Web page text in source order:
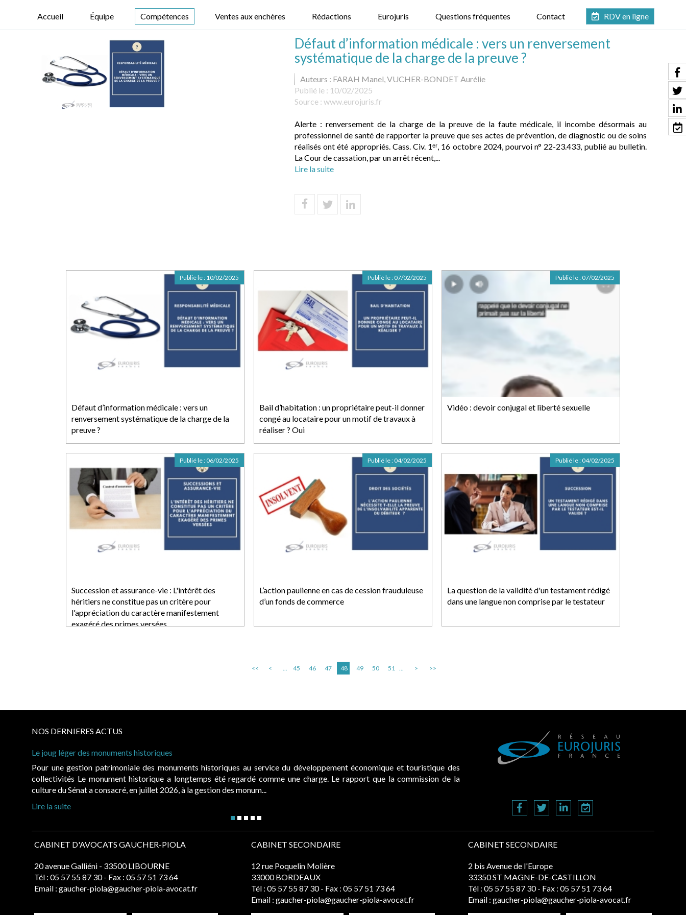
Accueil Équipe Compétences Ventes aux enchères Rédactions Eurojuris Questions fréquentes Contact RDV en ligne
Défaut d’information médicale : vers un renversement
systématique de la charge de la preuve ?
Auteurs : FARAH Manel, VUCHER-BONDET Aurélie
Publié le : 10/02/2025
Source : www.eurojuris.fr
Alerte : renversement de la charge de la preuve de la faute médicale, il incombe désormais au
professionnel de santé de rapporter la preuve que ses actes de prévention, de diagnostic ou de soins
réalisés ont été appropriés. Cass. Civ. 1ᵉʳ, 16 octobre 2024, pourvoi n° 22-23.433, publié au bulletin.
La Cour de cassation, par un arrêt récent,...
Lire la suite
Défaut d’information médicale : vers un
renversement systématique de la charge de la
preuve ?
Publié le : 10/02/2025
Bail d’habitation : un propriétaire peut-il donner
congé au locataire pour un motif de travaux à
réaliser ? Oui
Publié le : 07/02/2025
Vidéo : devoir conjugal et liberté sexuelle
Publié le : 07/02/2025
Succession et assurance-vie : L'intérêt des
héritiers ne constitue pas un critère pour
l'appréciation du caractère manifestement
exagéré des primes versées
Publié le : 06/02/2025
L’action paulienne en cas de cession frauduleuse
d’un fonds de commerce
Publié le : 04/02/2025
La question de la validité d'un testament rédigé
dans une langue non comprise par le testateur
Publié le : 04/02/2025
<< < ... 45 46 47 48 49 50 51 ... > >>
NOS DERNIERES ACTUS
Le joug léger des monuments historiques
Pour une gestion patrimoniale des monuments historiques au service du développement économique et touristique des
collectivités Le monument historique a longtemps été regardé comme une charge. Le rapport que la commission de la
culture du Sénat a consacré, en juillet 2026, à la gestion des monum...
Lire la suite
CABINET D'AVOCATS GAUCHER-PIOLA
20 avenue Galliéni - 33500 LIBOURNE
Tél : 05 57 55 87 30 - Fax : 05 57 51 73 64
Email : gaucher-piola@gaucher-piola-avocat.fr
CABINET SECONDAIRE
12 rue Poquelin Molière
33000 BORDEAUX
Tél : 05 57 55 87 30 - Fax : 05 57 51 73 64
Email : gaucher-piola@gaucher-piola-avocat.fr
CABINET SECONDAIRE
2 bis Avenue de l'Europe
33350 ST MAGNE-DE-CASTILLON
Tél : 05 57 55 87 30 - Fax : 05 57 51 73 64
Email : gaucher-piola@gaucher-piola-avocat.fr